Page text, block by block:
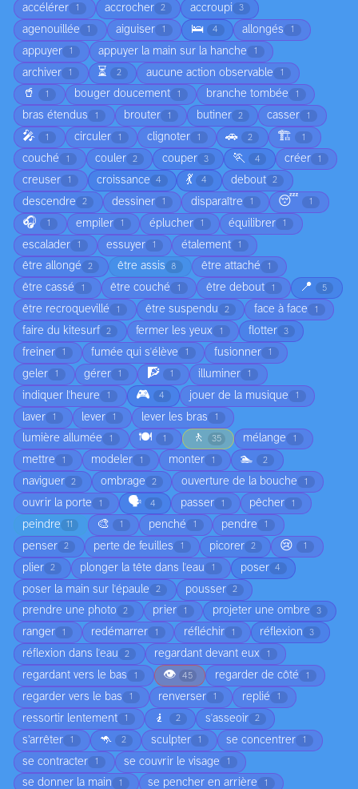
accélérer 1 accrocher 2 accroupi 3
agenouillée 1 aiguiser 1 🛌 4 allongés 1
appuyer 1 appuyer la main sur la hanche 1
archiver 1 ⏳ 2 aucune action observable 1
🥤 1 bouger doucement 1 branche tombée 1
bras étendus 1 brouter 1 butiner 2 casser 1
🎤 1 circuler 1 clignoter 1 🚗 2 🏗️ 1
couché 1 couler 2 couper 3 🏃 4 créer 1
creuser 1 croissance 4 💃 4 debout 2
descendre 2 dessiner 1 disparaître 1 😴 1
🎧 1 empiler 1 éplucher 1 équilibrer 1
escalader 1 essuyer 1 étalement 1
être allongé 2 être assis 8 être attaché 1
être cassé 1 être couché 1 être debout 1 📍 5
être recroquevillé 1 être suspendu 2 face à face 1
faire du kitesurf 2 fermer les yeux 1 flotter 3
freiner 1 fumée qui s'élève 1 fusionner 1
geler 1 gérer 1 🧗 1 illuminer 1
indiquer l'heure 1 🎮 4 jouer de la musique 1
laver 1 lever 1 lever les bras 1
lumière allumée 1 🍽️ 1 🚶 35 mélange 1
mettre 1 modeler 1 monter 1 🏊 2
naviguer 2 ombrage 2 ouverture de la bouche 1
ouvrir la porte 1 🗣️ 4 passer 1 pêcher 1
peindre 11 🎨 1 penché 1 pendre 1
penser 2 perte de feuilles 1 picorer 2 😢 1
plier 2 plonger la tête dans l'eau 1 poser 4
poser la main sur l'épaule 2 pousser 2
prendre une photo 2 prier 1 projeter une ombre 3
ranger 1 redémarrer 1 réfléchir 1 réflexion 3
réflexion dans l'eau 2 regardant devant eux 1
regardant vers le bas 1 👁️ 45 regarder de côté 1
regarder vers le bas 1 renverser 1 replié 1
ressortir lentement 1 🧎 2 s'asseoir 2
s’arrêter 1 🦘 2 sculpter 1 se concentrer 1
se contracter 1 se couvrir le visage 1
se donner la main 1 se pencher en arrière 1